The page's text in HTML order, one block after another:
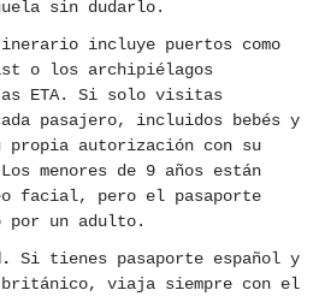
sin dudarlo.
incluye puertos como
o los archipiélagos
ETA. Si solo visitas
pasajero, incluidos bebés y
propia autorización con su
menores de 9 años están
facial, pero el pasaporte
por un adulto.
Si tienes pasaporte español y
británico, viaja siempre con el